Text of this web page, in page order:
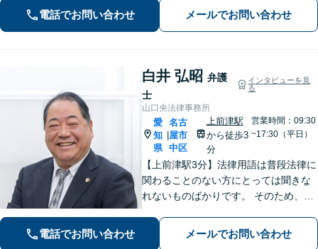
依頼者様にとって納得感の高い解決を
目指します【夜間・休日相談可】【金
電話でお問い合わせ メールでお問い合わせ
白井 弘昭 弁護
士
インタビューを見
る
山口央法律事務所
愛
知
県
名古
屋市
中区
上前津駅
から徒歩3
分
営業時間：09:30
~17:30（平日）
【上前津駅3分】法律用語は普段法律に
関わることのない方にとっては聞きな
れないものばかりです。 そのため、な
からの対応を説明させていただきま
す。最善の解決策は何なのかを共に考
電話でお問い合わせ メールでお問い合わせ